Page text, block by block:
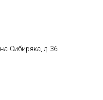
Сибиряка, д. 36